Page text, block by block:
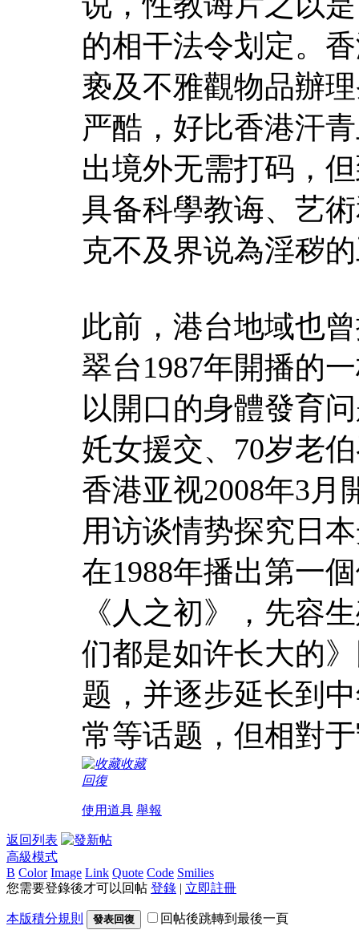
的相干法令划定。
亵及不雅觀物品辦
严酷，好比香港汗
出境外无需打码，
具备科學教诲、艺
克不及界说為淫秽
此前，港台地域也
翠台1987年開播的
以開口的身體發育
奼女援交、70岁老
香港亚视2008年3月
用访谈情势探究日
在1988年播出第一
《人之初》，先容
们都是如许长大的
题，并逐步延长到
常等话题，但相對
收藏
回復
使用道具 舉報
返回列表
高級模式
B Color Image Link Quote Code Smilies
您需要登錄後才可以回帖 登錄 | 立即註冊
本版積分規則 發表回復 回帖後跳轉到最後一頁